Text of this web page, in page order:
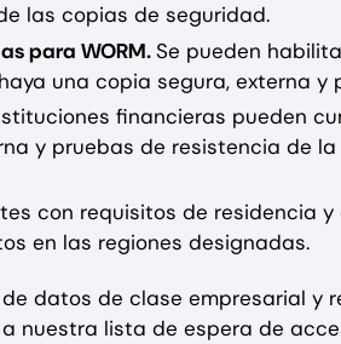
las copias de seguridad.
para WORM.Se pueden
una copia segura, externa
financieras pueden
y pruebas de resistencia de la
con requisitos de residencia
en las regiones designadas.
datos de clase empresarial y
a nuestra lista de espera de